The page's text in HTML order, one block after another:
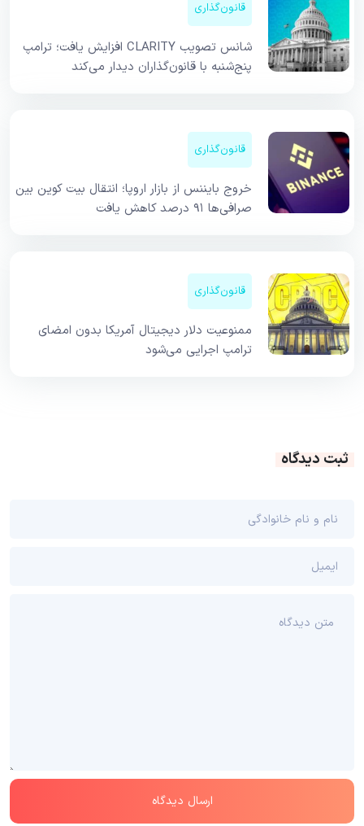
قانون‌گذاری
شانس تصویب CLARITY افزایش یافت؛ ترامپ
پنج‌شنبه با قانون‌گذاران دیدار می‌کند
قانون‌گذاری
خروج بایننس از بازار اروپا؛ انتقال بیت کوین بین
صرافی‌ها ۹۱ درصد کاهش یافت
قانون‌گذاری
ممنوعیت دلار دیجیتال آمریکا بدون امضای
ترامپ اجرایی می‌شود
ثبت دیدگاه